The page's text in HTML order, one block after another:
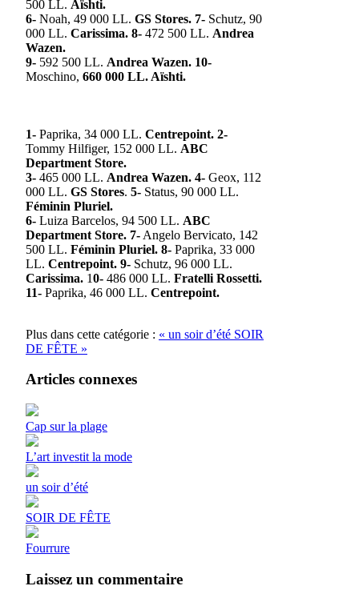
500 LL. Aïshti.
6- Noah, 49 000 LL. GS Stores. 7- Schutz, 90
000 LL. Carissima. 8- 472 500 LL. Andrea
Wazen.
9- 592 500 LL. Andrea Wazen. 10-
Moschino, 660 000 LL. Aïshti.
1- Paprika, 34 000 LL. Centrepoint. 2-
Tommy Hilfiger, 152 000 LL. ABC
Department Store.
3- 465 000 LL. Andrea Wazen. 4- Geox, 112
000 LL. GS Stores. 5- Status, 90 000 LL.
Féminin Pluriel.
6- Luiza Barcelos, 94 500 LL. ABC
Department Store. 7- Angelo Bervicato, 142
500 LL. Féminin Pluriel. 8- Paprika, 33 000
LL. Centrepoint. 9- Schutz, 96 000 LL.
Carissima. 10- 486 000 LL. Fratelli Rossetti.
11- Paprika, 46 000 LL. Centrepoint.
Plus dans cette catégorie : « un soir d’été SOIR
DE FÊTE »
Articles connexes
Cap sur la plage
L’art investit la mode
un soir d’été
SOIR DE FÊTE
Fourrure
Laissez un commentaire